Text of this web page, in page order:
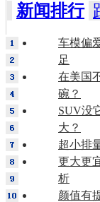
新闻排行
车模偏
足
在美国
碗？
SUV没
大？
超小排
更大更
析
颜值有